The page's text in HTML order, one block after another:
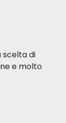
scelta di
e molto